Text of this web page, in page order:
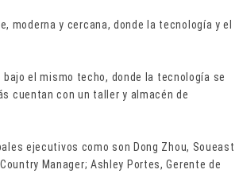
moderna y cercana, donde la tecnología y el
el mismo techo, donde la tecnología se
cuentan con un taller y almacén de
ejecutivos como son Dong Zhou, Soueast
Manager; Ashley Portes, Gerente de